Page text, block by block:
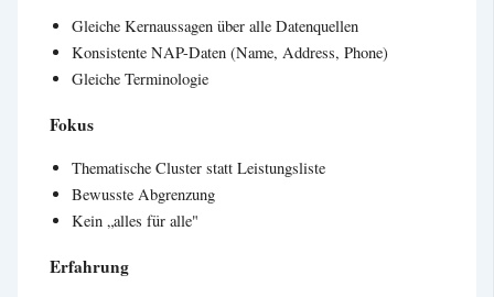
Gleiche Kernaussagen über alle Datenquellen
Konsistente NAP-Daten (Name, Address, Phone)
Gleiche Terminologie
Fokus
Thematische Cluster statt Leistungsliste
Bewusste Abgrenzung
Kein „alles für alle"
Erfahrung